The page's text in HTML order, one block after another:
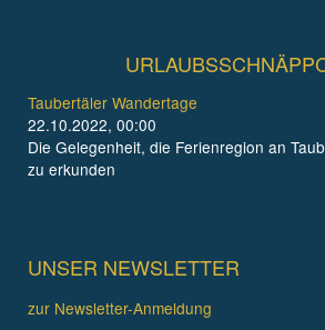
Taubertäler Wandertage
22.10.2022, 00:00
Die Gelegenheit, die Ferienregion an
zu erkunden
UNSER NEWSLETTER
zur Newsletter-Anmeldung